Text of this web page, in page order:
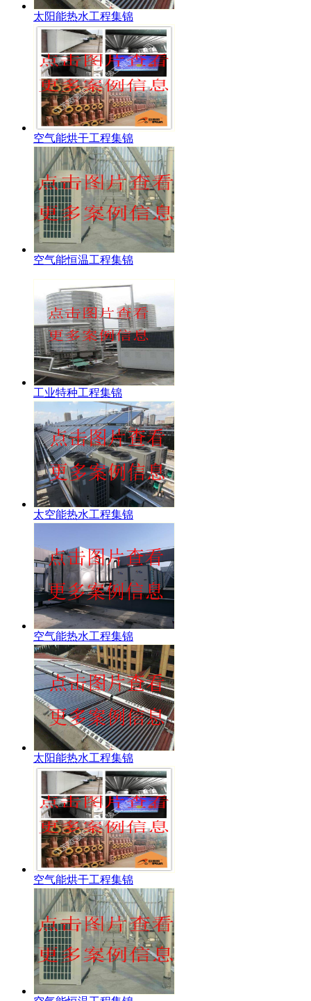
太阳能热水工程集锦
空气能烘干工程集锦
空气能恒温工程集锦
工业特种工程集锦
太空能热水工程集锦
空气能热水工程集锦
太阳能热水工程集锦
空气能烘干工程集锦